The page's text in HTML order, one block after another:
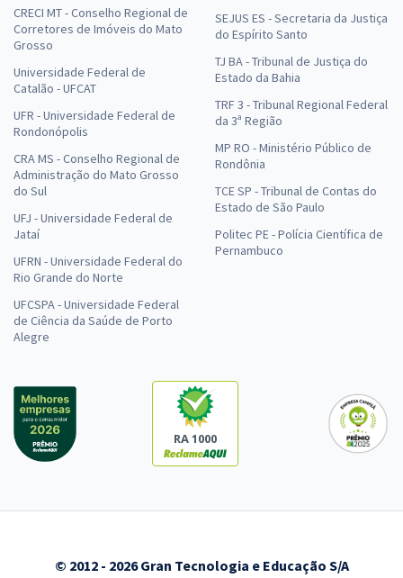
CRECI MT - Conselho Regional de
Corretores de Imóveis do Mato
Grosso
Universidade Federal de
Catalão - UFCAT
UFR - Universidade Federal de
Rondonópolis
CRA MS - Conselho Regional de
Administração do Mato Grosso
do Sul
UFJ - Universidade Federal de
Jataí
UFRN - Universidade Federal do
Rio Grande do Norte
UFCSPA - Universidade Federal
de Ciência da Saúde de Porto
Alegre
SEJUS ES - Secretaria da Justiça
do Espírito Santo
TJ BA - Tribunal de Justiça do
Estado da Bahia
TRF 3 - Tribunal Regional Federal
da 3ª Região
MP RO - Ministério Público de
Rondônia
TCE SP - Tribunal de Contas do
Estado de São Paulo
Politec PE - Polícia Científica de
Pernambuco
RA 1000
© 2012 - 2026 Gran Tecnologia e Educação S/A